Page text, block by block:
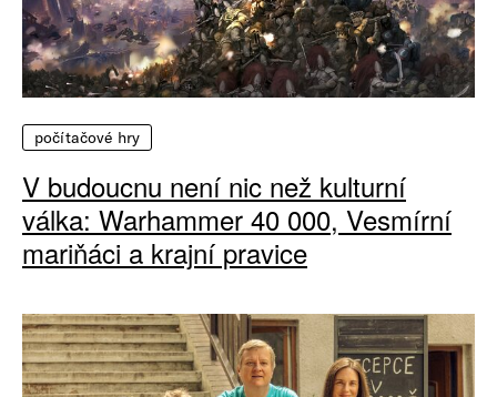
počítačové hry
V budoucnu není nic než kulturní
válka: Warhammer 40 000, Vesmírní
mariňáci a krajní pravice